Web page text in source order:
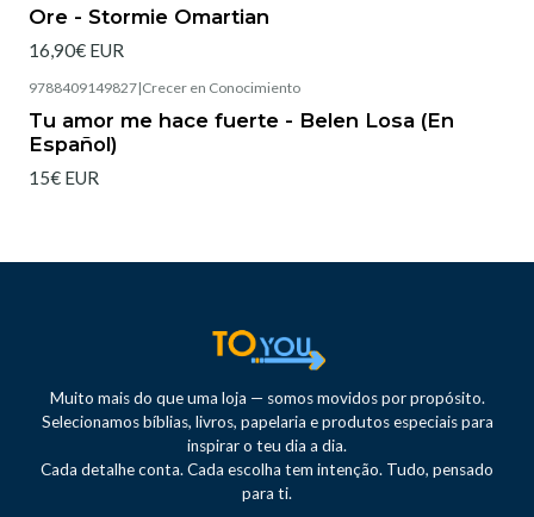
Ore - Stormie Omartian
16,90€ EUR
9788409149827|Crecer en Conocimiento
Tu amor me hace fuerte - Belen Losa (En
Español)
15€ EUR
Muito mais do que uma loja — somos movidos por propósito.
Selecionamos bíblias, livros, papelaria e produtos especiais para
inspirar o teu dia a dia.
Cada detalhe conta. Cada escolha tem intenção. Tudo, pensado
para ti.